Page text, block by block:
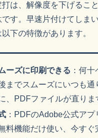
は、解像度を下げるこ
です。早速片付けてしま
下の特徴があります。
ーズに印刷できる ：何
までスムーズにいつも通
、PDFファイルが直りま
：PDFのAdobe公式ア
料機能だけ使い、今すぐ